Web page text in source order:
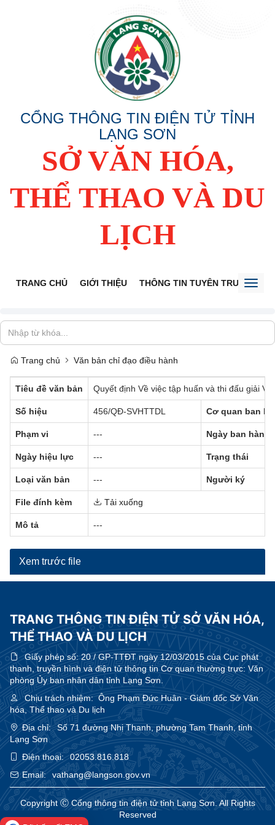
CỔNG THÔNG TIN ĐIỆN TỬ TỈNH
LẠNG SƠN
SỞ VĂN HÓA,
THỂ THAO VÀ DU
LỊCH
TRANG CHỦ GIỚI THIỆU THÔNG TIN TUYÊN TRUYỀN
Trang chủ Văn bản chỉ đạo điều hành
Tiêu đề văn bản Quyết định Về việc tập huấn và thi đấu giải
Số hiệu 456/QĐ-SVHTTDL Cơ quan ban
Phạm vi --- Ngày ban hành
Ngày hiệu lực --- Trạng thái
Loại văn bản --- Người ký
File đính kèm Tải xuống
Mô tả ---
Xem trước file
TRANG THÔNG TIN ĐIỆN TỬ SỞ VĂN HÓA,
THỂ THAO VÀ DU LỊCH
Giấy phép số:20 / GP-TTĐT ngày 12/03/2015 của Cục phát
thanh, truyền hình và điện tử thông tin Cơ quan thường trực: Văn
phòng Ủy ban nhân dân tỉnh Lạng Sơn.
Chịu trách nhiệm:Ông Phạm Đức Huân - Giám đốc Sở Văn
hóa, Thể thao và Du lịch
Địa chỉ:
Số 71 đường Nhị Thanh, phường Tam Thanh, tỉnh
Lạng Sơn
Điện thoại:
02053.816.818
Email:
vathang@langson.gov.vn
Copyright Ⓒ Cổng thông tin điện tử tỉnh Lạng Sơn. All Rights
Reserved